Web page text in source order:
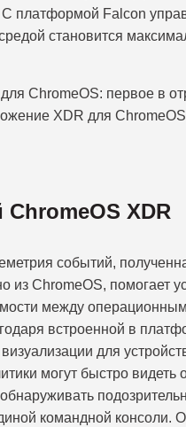
С платформой Falcon
становится
XDR
событий,
из ChromeOS, помогает
между
встроенной в
для
могут быстро видеть
обнаруживать
командной консоли.